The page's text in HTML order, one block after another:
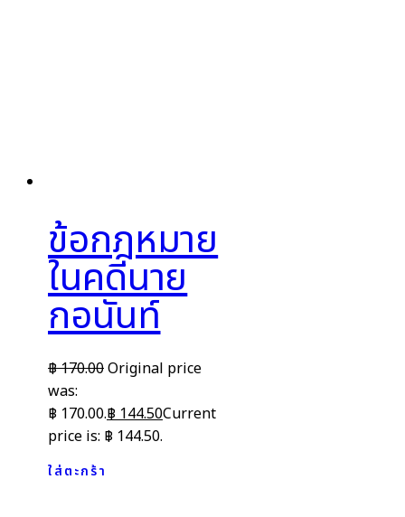
ข้อกฎหมาย
ในคดีนาย
กอนันท์
฿170.00Original price
was:
฿ 170.00.฿ 144.50Current
price is: ฿ 144.50.
ใส่ตะกร้า